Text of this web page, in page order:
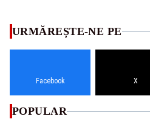
URMĂREȘTE-NE PE
Facebook X
POPULAR